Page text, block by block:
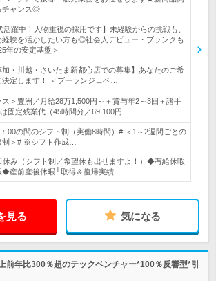
チャンス◎
活躍中！人物重視の採用です】未経験からの挑戦も、
経験を活かしたい方も◎社会人デビュー・ブランクも
年の安定基盤＞
加・川越・さいたま新都心店での募集】あなたのご希
定します！ ＜ブーランジェベ…
ス＞豊洲／月給28万1,500円～＋賞与年2～3回＋諸手
固定残業代（45時間分／69,100円…
00の間のシフト制（実働8時間）# ＜1～2週間ごとの
制＞# ※シフト作成…
み（シフト制／希望休も出せますよ！）◆有給休暇
産前産後休暇└取得＆復帰実績…
見る 気になる
前年比300％超のテックベンチャー*100％反響型*引